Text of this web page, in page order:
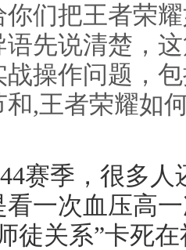
们把王者荣
先说清楚，
操作问题，
,王者荣耀如
赛季，很多
看一次血压高
徒关系”卡死